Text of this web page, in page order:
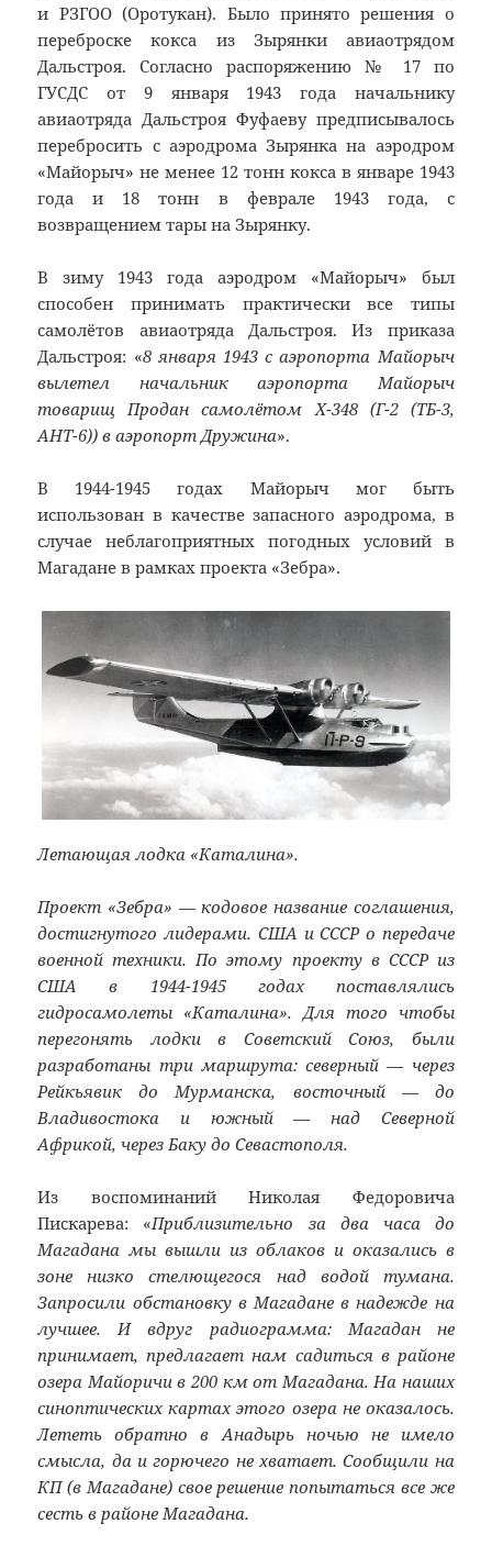
и РЗГОО (Оротукан). Было принято решения о
переброске кокса из Зырянки авиаотрядом
Дальстроя. Согласно распоряжению № 17 по
ГУСДС от 9 января 1943 года начальнику
авиаотряда Дальстроя Фуфаеву предписывалось
перебросить с аэродрома Зырянка на аэродром
«Майорыч» не менее 12 тонн кокса в январе 1943
года и 18 тонн в феврале 1943 года, с
возвращением тары на Зырянку.
В зиму 1943 года аэродром «Майорыч» был
способен принимать практически все типы
самолётов авиаотряда Дальстроя. Из приказа
Дальстроя: «8 января 1943 с аэропорта Майорыч
вылетел начальник аэропорта Майорыч
товарищ Продан самолётом Х-348 (Г-2 (ТБ-3,
АНТ-6)) в аэропорт Дружина».
В 1944-1945 годах Майорыч мог быть
использован в качестве запасного аэродрома, в
случае неблагоприятных погодных условий в
Магадане в рамках проекта «Зебра».
Летающая лодка «Каталина».
Проект «Зебра» — кодовое название соглашения,
достигнутого лидерами. США и СССР о передаче
военной техники. По этому проекту в СССР из
США в 1944-1945 годах поставлялись
гидросамолеты «Каталина». Для того чтобы
перегонять лодки в Советский Союз, были
разработаны три маршрута: северный — через
Рейкьявик до Мурманска, восточный — до
Владивостока и южный — над Северной
Африкой, через Баку до Севастополя.
Из воспоминаний Николая Федоровича
Пискарева: «Приблизительно за два часа до
Магадана мы вышли из облаков и оказались в
зоне низко стелющегося над водой тумана.
Запросили обстановку в Магадане в надежде на
лучшее. И вдруг радиограмма: Магадан не
принимает, предлагает нам садиться в районе
озера Майоричи в 200 км от Магадана. На наших
синоптических картах этого озера не оказалось.
Лететь обратно в Анадырь ночью не имело
смысла, да и горючего не хватает. Сообщили на
КП (в Магадане) свое решение попытаться все же
сесть в районе Магадана.